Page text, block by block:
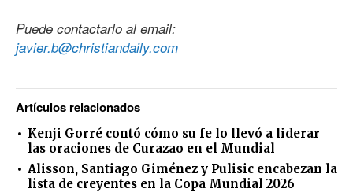
Puede contactarlo al email:
javier.b@christiandaily.com
Artículos relacionados
Kenji Gorré contó cómo su fe lo llevó a liderar
las oraciones de Curazao en el Mundial
Alisson, Santiago Giménez y Pulisic encabezan la
lista de creyentes en la Copa Mundial 2026